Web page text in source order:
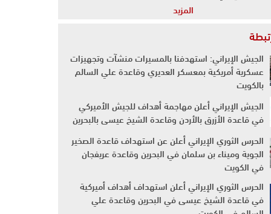
المزيد
الجيش الإيراني: استهدفنا بالمسيرات منشآت وتجهيزات
عسكرية أمريكية بمعسكر العديري وقاعدة علي السالم
بالكويت
الجيش الإيراني أعلن مهاجمة أهداف للجيش الأميركي
في قاعدة الأزرق بالأردن وقاعدة الشيخ عيسى بالبحرين
الحرس الثوري الإيراني أعلن عن استهداف قاعدة الصخير
الجوية وميناء بن سلمان في البحرين وقاعدة عريفجان
في الكويت
الحرس الثوري الإيراني أعلن استهداف أهداف أميركية
في قاعدة الشيخ عيسى في البحرين وقاعدة علي